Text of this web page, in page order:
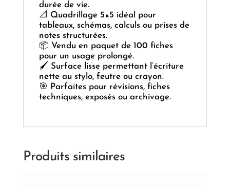
durée de vie.
📐 Quadrillage 5×5 idéal pour
tableaux, schémas, calculs ou prises de
notes structurées.
📦 Vendu en paquet de 100 fiches
pour un usage prolongé.
🖌️ Surface lisse permettant l’écriture
nette au stylo, feutre ou crayon.
🎯 Parfaites pour révisions, fiches
techniques, exposés ou archivage.
Produits similaires